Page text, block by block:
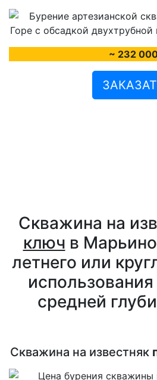
~ 232
Скважина на
ключ в
летнего или
средней
Скважина на известняк